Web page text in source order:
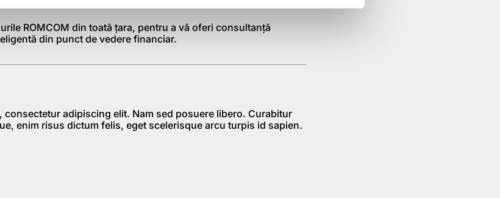
ROMCOM din toată ţara, pentru a vă oferi consultanţă
din punct de vedere financiar.
consectetur adipiscing elit. Nam sed posuere libero. Curabitur
enim risus dictum felis, eget scelerisque arcu turpis id sapien.